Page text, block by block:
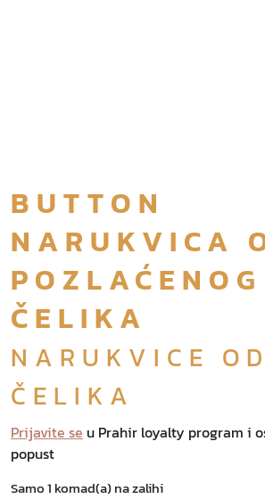
BUTTON
NARUKVICA
POZLAĆENOG
ČELIKA
NARUKVICE OD
ČELIKA
Prijavite se u Prahir loyalty program i
popust
Samo 1 komad(a) na zalihi